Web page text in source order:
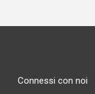
Connessi con noi